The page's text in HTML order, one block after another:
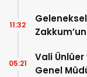
11:32
Vali Ünlüer
Genel
05:21